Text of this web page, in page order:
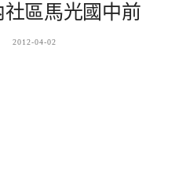
區馬光國中前
2012-04-02